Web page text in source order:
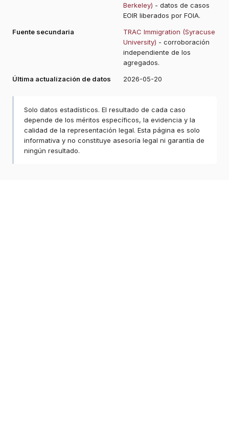
Berkeley) - datos de casos
EOIR liberados por FOIA.
Fuente secundaria
TRAC Immigration (Syracuse
University) - corroboración
independiente de los
agregados.
Última actualización de datos
2026-05-20
Solo datos estadísticos. El resultado de cada caso
depende de los méritos específicos, la evidencia y la
calidad de la representación legal. Esta página es solo
informativa y no constituye asesoría legal ni garantía de
ningún resultado.